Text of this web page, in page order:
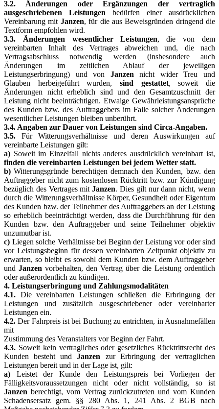
3.2. Änderungen oder Ergänzungen der vertraglich
ausgeschriebenen Leistungen bedürfen einer ausdrücklichen
Vereinbarung mit Janzen, für die aus Beweisgründen dringend die
Textform empfohlen wird.
3.3. Änderungen wesentlicher Leistungen, die von dem
vereinbarten Inhalt des Vertrages abweichen und, die nach
Vertragsabschluss notwendig werden (insbesondere auch
Änderungen im zeitlichen Ablauf der jeweiligen
Leistungserbringung) und von Janzen nicht wider Treu und
Glauben herbeigeführt wurden, sind gestattet, soweit die
Änderungen nicht erheblich sind und den Gesamtzuschnitt der
Leistung nicht beeinträchtigen. Etwaige Gewährleistungsansprüche
des Kunden bzw. des Auftraggebers im Falle solcher Änderungen
wesentlicher Leistungen bleiben unberührt.
3.4. Angaben zur Dauer von Leistungen sind Circa-Angaben.
3.5. Für Witterungsverhältnisse und deren Auswirkungen auf
vereinbarte Leistungen gilt:
a) Soweit im Einzelfall nichts anderes ausdrücklich vereinbart ist,
finden die vereinbarten Leistungen bei jedem Wetter statt.
b)Witterungsgründe berechtigen demnach den Kunden, bzw. den
Auftraggeber nicht zum kostenlosen Rücktritt bzw. zur Kündigung
bezüglich des Vertrages mitJanzen. Dies gilt nur dann nicht, wenn
durch die Witterungsverhältnisse Körper, Gesundheit oder Eigentum
des Kunden bzw. der Teilnehmer des Auftraggebers an der Leistung
so erheblich beeinträchtigt werden, dass die Durchführung für den
Kunden bzw. den Auftraggeber und seine Teilnehmer objektiv
unzumutbar ist.
c) Liegen solche Verhältnisse bei Beginn der Leistung vor oder sind
vor Leistungsbeginn für dessen vereinbarten Zeitpunkt objektiv zu
erwarten, so bleibt es sowohl dem Kunden bzw. dem Auftraggeber
und Janzen vorbehalten, den Vertrag über die Leistung ordentlich
oder außerordentlich zu kündigen.
4. Leistungserbringung und Zahlungsmodalitäten
4.1. Die vereinbarten Leistungen schließen die Erbringung der
Leistungen und zusätzlich ausgeschriebener oder vereinbarter
Leistungen ein.
4.2.Der Fahrpreis ist bei Buchung zu entrichten, in Ausnahmefällen
mit
Zustimmung des Veranstalters vor Beginn der Fahrt.
4.3. Soweit kein vertragliches oder gesetzliches Rücktrittsrecht des
Kunden besteht undJanzen zur Erbringung der vertraglichen
Leistungen bereit und in der Lage ist, gilt:
a) Leistet der Kunde den Leistungspreis bei Vorliegen der
Fälligkeitsvoraussetzungen nicht oder nicht vollständig, so ist
Janzen berechtigt, vom Vertrag zurückzutreten und vom Kunden
Schadensersatz gem. §§ 280 Abs. 1, 241 Abs. 2 BGB nach